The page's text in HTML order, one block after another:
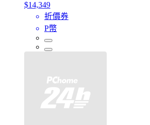
$14,349
折價券
P幣